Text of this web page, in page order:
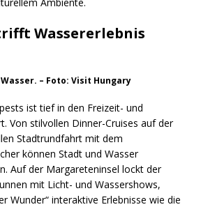
Wassererlebnis
– Foto: Visit Hungary
ist tief in den Freizeit- und
Von stilvollen Dinner-Cruises auf der
Stadtrundfahrt mit dem
können Stadt und Wasser
Auf der Margareteninsel lockt der
mit Licht- und Wassershows,
Wunder“ interaktive Erlebnisse wie die